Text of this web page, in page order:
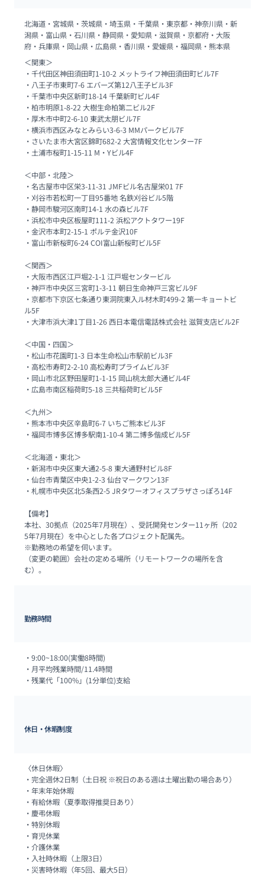
北海道・宮城県・茨城県・埼玉県・千葉県・東京都・神奈川県・新
潟県・富山県・石川県・静岡県・愛知県・滋賀県・京都府・大阪
府・兵庫県・岡山県・広島県・香川県・愛媛県・福岡県・熊本県
＜関東＞
・千代田区神田須田町1-10-2 メットライフ神田須田町ビル7F
・八王子市東町7-6 エバーズ第12八王子ビル3F
・千葉市中央区新町18-14 千葉新町ビル4F
・柏市明原1-8-22 大樹生命柏第二ビル2F
・厚木市中町2-6-10 東武太朋ビル7F
・横浜市西区みなとみらい3-6-3 MMパークビル7F
・さいたま市大宮区錦町682-2 大宮情報文化センター7F
・土浦市桜町1-15-11 M・Yビル4F
＜中部・北陸＞
・名古屋市中区栄3-11-31 JMFビル名古屋栄01 7F
・刈谷市若松町一丁目95番地 名鉄刈谷ビル5階
・静岡市駿河区南町14-1 水の森ビル7F
・浜松市中央区板屋町111-2 浜松アクトタワー19F
・金沢市本町2-15-1 ポルテ金沢10F
・富山市新桜町6-24 COI富山新桜町ビル5F
＜関西＞
・大阪市西区江戸堀2-1-1 江戸堀センタービル
・神戸市中央区三宮町1-3-11 朝日生命神戸三宮ビル9F
・京都市下京区七条通り東洞院東入ル材木町499-2 第一キョートビ
ル5F
・大津市浜大津1丁目1-26 西日本電信電話株式会社 滋賀支店ビル2F
＜中国・四国＞
・松山市花園町1-3 日本生命松山市駅前ビル3F
・高松市寿町2-2-10 高松寿町プライムビル3F
・岡山市北区野田屋町1-1-15 岡山桃太郎大通ビル4F
・広島市南区稲荷町5-18 三共稲荷町ビル5F
＜九州＞
・熊本市中央区辛島町6-7 いちご熊本ビル3F
・福岡市博多区博多駅南1-10-4 第二博多偕成ビル5F
＜北海道・東北＞
・新潟市中央区東大通2-5-8 東大通野村ビル8F
・仙台市青葉区中央1-2-3 仙台マークワン13F
・札幌市中央区北5条西2-5 JRタワーオフィスプラザさっぽろ14F
【備考】
本社、30拠点（2025年7月現在）、受託開発センター11ヶ所（202
5年7月現在）を中心とした各プロジェクト配属先。
※勤務地の希望を伺います。
（変更の範囲）会社の定める場所（リモートワークの場所を含
む）。
勤務時間
・9:00~18:00(実働8時間)
・月平均残業時間/11.4時間
・残業代「100%」(1分単位)支給
休日・休暇制度
〈休日休暇〉
・完全週休2日制（土日祝 ※祝日のある週は土曜出勤の場合あり）
・年末年始休暇
・有給休暇（夏季取得推奨日あり）
・慶弔休暇
・特別休暇
・育児休業
・介護休業
・入社時休暇（上限3日）
・災害時休暇（年5回、最大5日）